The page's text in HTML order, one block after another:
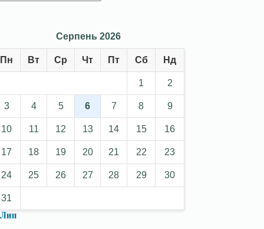
Серпень 2026
Пн Вт Ср Чт Пт Сб Нд
1 2
3 4 5 6 7 8 9
10 11 12 13 14 15 16
17 18 19 20 21 22 23
24 25 26 27 28 29 30
31